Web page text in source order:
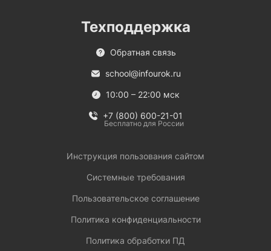
Техподдержка
Обратная связь
school@infourok.ru
10:00 – 22:00 мск
+7 (800) 600-21-01
Бесплатно для России
Инструкция пользования сайтом
Системные требования
Пользовательское соглашение
Политика конфиденциальности
Политика обработки ПД